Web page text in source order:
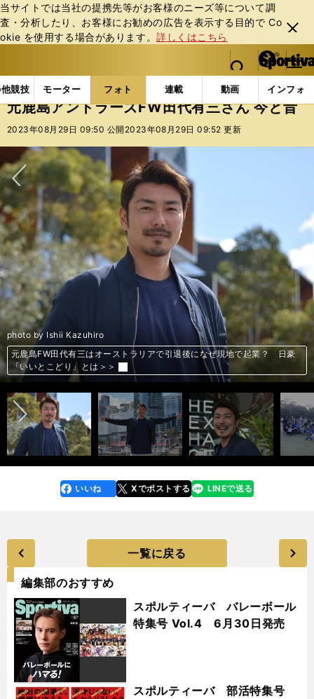
当サイトでは当社の提携先等がお客様のニーズ等について調
査・分析したり、お客様にお勧めの広告を表⽰する⽬的で Co
okie を使⽤する場合があります。詳しくはこちら
閉じ
る
web Sportiva (webスポルティーバ)
検索
マイペ
ー
ジ
メニュ
競技 モーター フォト 連載 動画 インフォ
b
ス
ポ
ル
ィ
ー
バ
フォトギャラリー コラムフォト 元鹿島アントラー
元鹿島アントラーズFW田代有三さん 今と昔
2023年08月29日 09:50 公開 2023年08月29日 09:52 更新
次へ
photo by Ishii Kazuhiro
元鹿島FW田代有三はオーストラリアで引退後になぜ現地で起業？ 日豪
「いいとこどり」とは＞＞
元鹿島FW田代有三はオーストラリアで引退後になぜ現地で起業？ 日豪
「いいとこどり」とは＞＞
元鹿島FW田代有三はオーストラリアで引退後になぜ現地で起業？ 日豪
「いいとこどり」とは＞＞
元鹿島FW田代有三はオーストラリアで引退後になぜ現地で起業？ 日豪
「いいとこどり」とは＞＞
元鹿島FW田代有三はオーストラリアで引退後になぜ現地で起業？ 日豪
「いいとこどり」とは＞＞
元鹿島FW田代有三はオーストラリアで引退後になぜ現地で起業？ 日豪
「いいとこどり」とは＞＞
田代有三が現役引退。「鹿島がなければ、プロ生活は５年で終わってい
た」＞＞
プロ生活14年を全う。田代有三は「未練なくサッカーをやめられた」＞＞
前へ
faceboo
k
いいね Xでポストする
line LINEで送る
一覧に戻る
編集部のおすすめ
スポルティーバ バレーボール
特集号 Vol.4 6月30日発売
スポルティーバ 部活特集号